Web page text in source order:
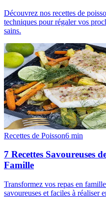
Découvrez nos recettes de
techniques pour régaler vos
sains.
Recettes de Poisson6 min
7 Recettes Savoureuses
Famille
Transformez vos repas en
savoureuses et faciles à réaliser